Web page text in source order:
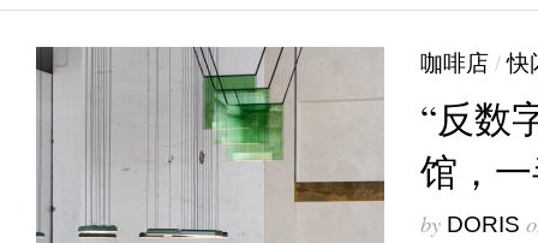
咖啡店 /快
“反数
馆，
by DORIS